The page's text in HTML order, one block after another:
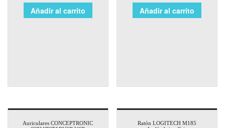
Añadir al carrito Añadir al carrito
Auriculares CONCEPTRONIC
Ratón LOGITECH M185